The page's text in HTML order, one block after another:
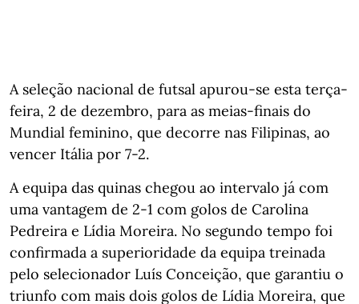
A seleção nacional de futsal apurou-se esta terça-
feira, 2 de dezembro, para as meias-finais do
Mundial feminino, que decorre nas Filipinas, ao
vencer Itália por 7-2.
A equipa das quinas chegou ao intervalo já com
uma vantagem de 2-1 com golos de Carolina
Pedreira e Lídia Moreira. No segundo tempo foi
confirmada a superioridade da equipa treinada
pelo selecionador Luís Conceição, que garantiu o
triunfo com mais dois golos de Lídia Moreira, que